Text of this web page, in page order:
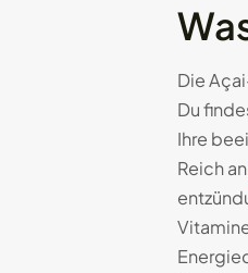
Die
Du
Ihre
Reich an